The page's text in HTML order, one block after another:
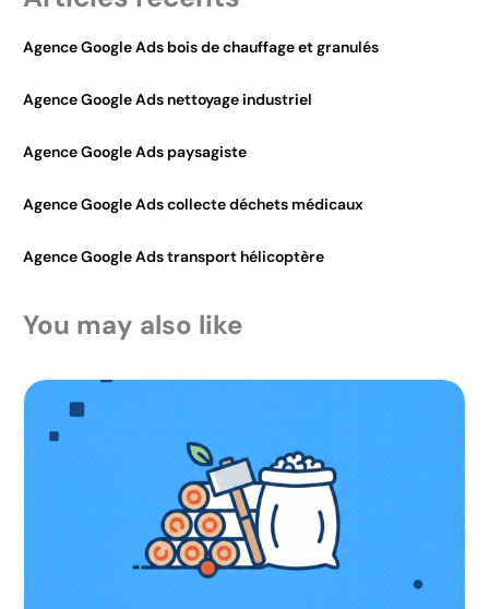
Agence Google Ads bois de chauffage et granulés
Agence Google Ads nettoyage industriel
Agence Google Ads paysagiste
Agence Google Ads collecte déchets médicaux
Agence Google Ads transport hélicoptère
You may also like